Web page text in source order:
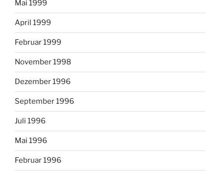
Mai 1999
April 1999
Februar 1999
November 1998
Dezember 1996
September 1996
Juli 1996
Mai 1996
Februar 1996